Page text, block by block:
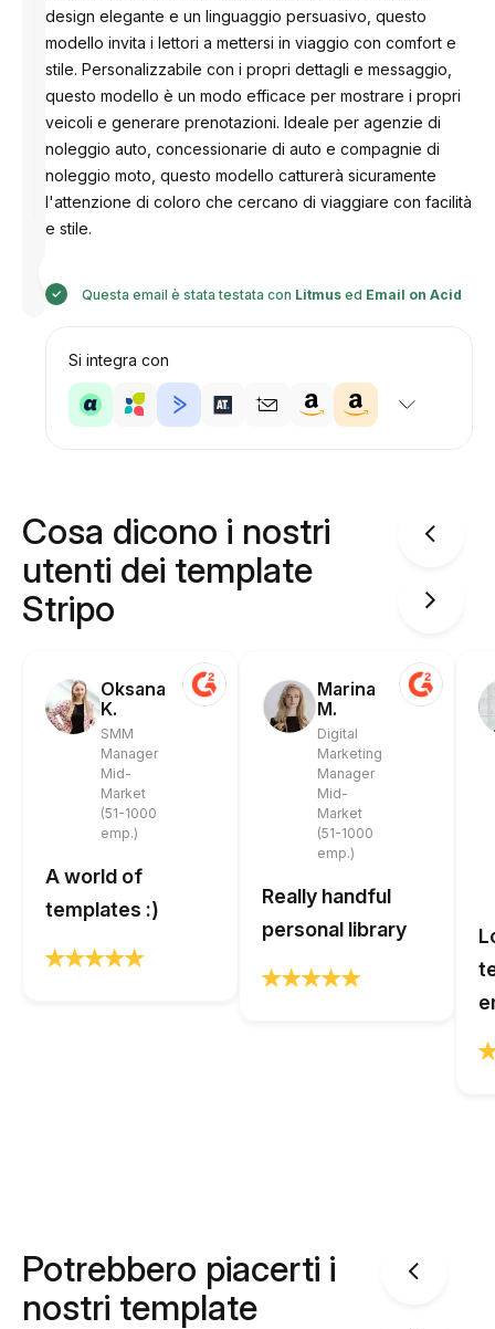
Anastasiia
design elegante e un linguaggio persuasivo, questo
modello invita i lettori a mettersi in viaggio con comfort e
stile. Personalizzabile con i propri dettagli e messaggio,
questo modello è un modo efficace per mostrare i propri
veicoli e generare prenotazioni. Ideale per agenzie di
noleggio auto, concessionarie di auto e compagnie di
noleggio moto, questo modello catturerà sicuramente
l'attenzione di coloro che cercano di viaggiare con facilità
e stile.
Questa email è stata testata con Litmus ed Email on Acid
Si integra con
Cosa dicono i nostri
utenti dei template
Stripo
Oksana
K.
SMM
Manager
Mid-
Market
(51-1000
emp.)
A world of
templates :)
Marina
M.
Digital
Marketing
Manager
Mid-
Market
(51-1000
emp.)
Really handful
personal library
Potrebbero piacerti i
nostri template